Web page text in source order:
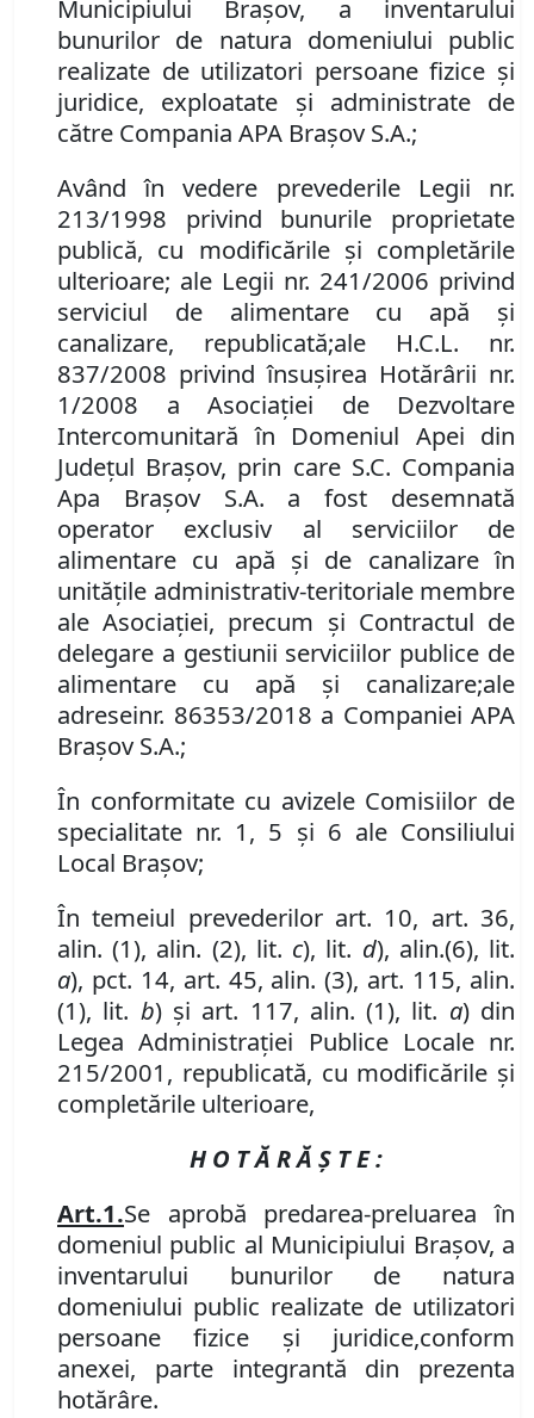
Municipiului Braşov, a inventarului
bunurilor de natura domeniului public
realizate de utilizatori persoane fizice şi
juridice, exploatate şi administratede
către Compania APA Braşov S.A.;
Având în vedere prevederile Legii nr.
213/1998 privind bunurile proprietate
publică, cu modificările şi completările
ulterioare; ale Legii nr. 241/2006 privind
serviciul de alimentare cu apă şi
canalizare, republicată;ale H.C.L. nr.
837/2008 privind însuşirea Hotărârii nr.
1/2008 a Asociaţiei de Dezvoltare
Intercomunitară în Domeniul Apei din
Judeţul Braşov, prin care S.C. Compania
Apa Braşov S.A. a fost desemnată
operator exclusiv al serviciilor de
alimentare cu apă şi de canalizare în
unităţile administrativ-teritoriale membre
ale Asociaţiei, precum şi Contractul de
delegare a gestiunii serviciilor publice de
alimentare cu apă şi canalizare;ale
adreseinr. 86353/2018 a Companiei APA
Braşov S.A.;
În conformitate cu avizele Comisiilor de
specialitate nr. 1, 5 și 6 ale Consiliului
Local Brașov;
În temeiul prevederilor art. 10, art. 36,
alin. (1), alin. (2), lit. c), lit. d), alin.(6), lit.
a), pct. 14, art. 45, alin. (3), art. 115, alin.
(1), lit. b) şi art. 117, alin. (1), lit. a) din
Legea Administraţiei Publice Locale nr.
215/2001, republicată, cu modificările și
completările ulterioare,
H O T Ă R Ă Ş T E :
Art.1.Se aprobă predarea-preluarea în
domeniul public al Municipiului Braşov, a
inventarului bunurilor de natura
domeniului public realizate de utilizatori
persoane fizice şi juridice,conform
anexei, parte integrantă din prezenta
hotărâre.